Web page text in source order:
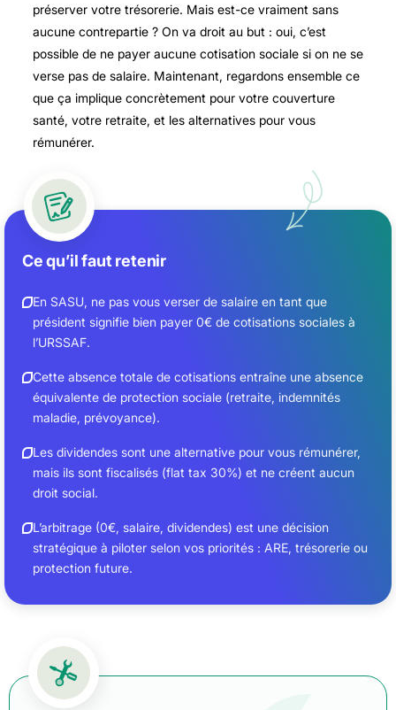
préserver votre trésorerie. Mais est-ce vraiment sans
aucune contrepartie ? On va droit au but : oui, c’est
possible de ne payer aucune cotisation sociale si on ne se
verse pas de salaire. Maintenant, regardons ensemble ce
que ça implique concrètement pour votre couverture
santé, votre retraite, et les alternatives pour vous
rémunérer.
Ce qu’il faut retenir
En SASU, ne pas vous verser de salaire en tant que
président signifie bien payer 0€ de cotisations sociales à
l’URSSAF.
Cette absence totale de cotisations entraîne une absence
équivalente de protection sociale (retraite, indemnités
maladie, prévoyance).
Les dividendes sont une alternative pour vous rémunérer,
mais ils sont fiscalisés (flat tax 30%) et ne créent aucun
droit social.
L’arbitrage (0€, salaire, dividendes) est une décision
stratégique à piloter selon vos priorités : ARE, trésorerie ou
protection future.